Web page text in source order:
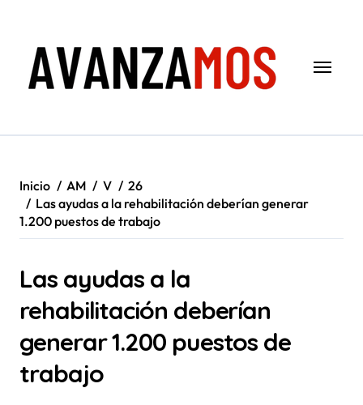
contenido
Inicio AM V
26
Las ayudas a la rehabilitación deberían generar
1.200 puestos de trabajo
Las ayudas a la
rehabilitación deberían
generar 1.200 puestos de
trabajo